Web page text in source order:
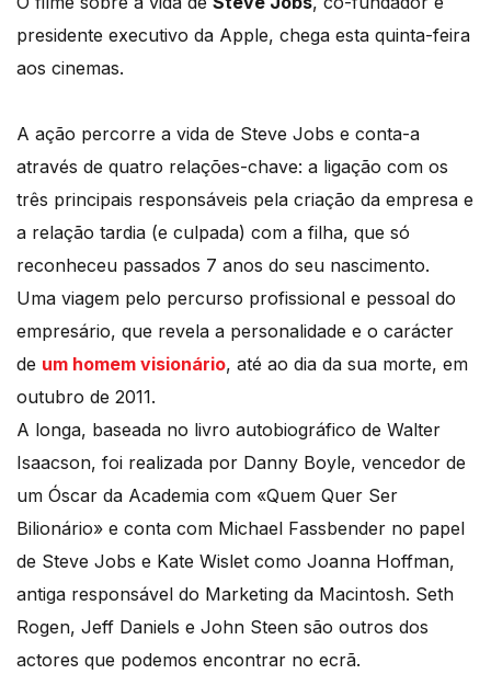
presidente executivo da Apple, chega esta quinta-feira
aos cinemas.
A ação percorre a vida de Steve Jobs e conta-a
através de quatro relações-chave: a ligação com os
três principais responsáveis pela criação da empresa e
a relação tardia (e culpada) com a filha, que só
reconheceu passados 7 anos do seu nascimento.
Uma viagem pelo percurso profissional e pessoal do
empresário, que revela a personalidade e o carácter
de um homem visionário, até ao dia da sua morte, em
outubro de 2011.
A longa, baseada no livro autobiográfico de Walter
Isaacson, foi realizada por Danny Boyle, vencedor de
um Óscar da Academia com «Quem Quer Ser
Bilionário» e conta com Michael Fassbender no papel
de Steve Jobs e Kate Wislet como Joanna Hoffman,
antiga responsável do Marketing da Macintosh. Seth
Rogen, Jeff Daniels e John Steen são outros dos
actores que podemos encontrar no ecrã.